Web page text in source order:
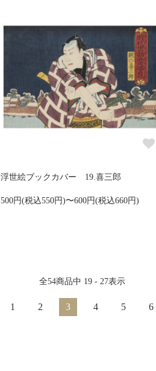
浮世絵ブックカバー 19.喜三郎
500円(税込550円)〜600円(税込660円)
全54商品中 19 - 27表示
1 2 3 4 5 6